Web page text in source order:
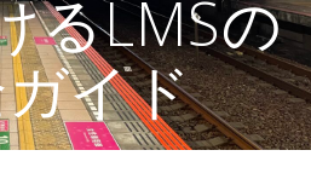
るLMSの
イド